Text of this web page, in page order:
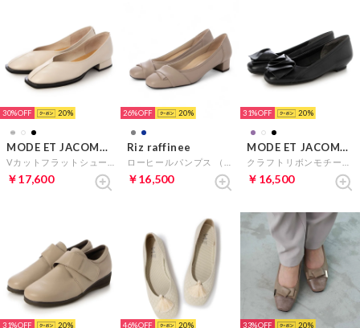
30% 20
MODE ET JACOMO D'ICI
￥17,600
26% 20
Riz raffinee
￥16,500
31% 20
MODE ET JACOMO D'ICI
￥16,500
31% 20 46% 20 33% 20